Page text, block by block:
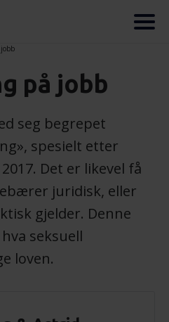
på jobb
seg begrepet
spesielt etter
Det er likevel få
juridisk, eller
gjelder. Denne
seksuell
loven.